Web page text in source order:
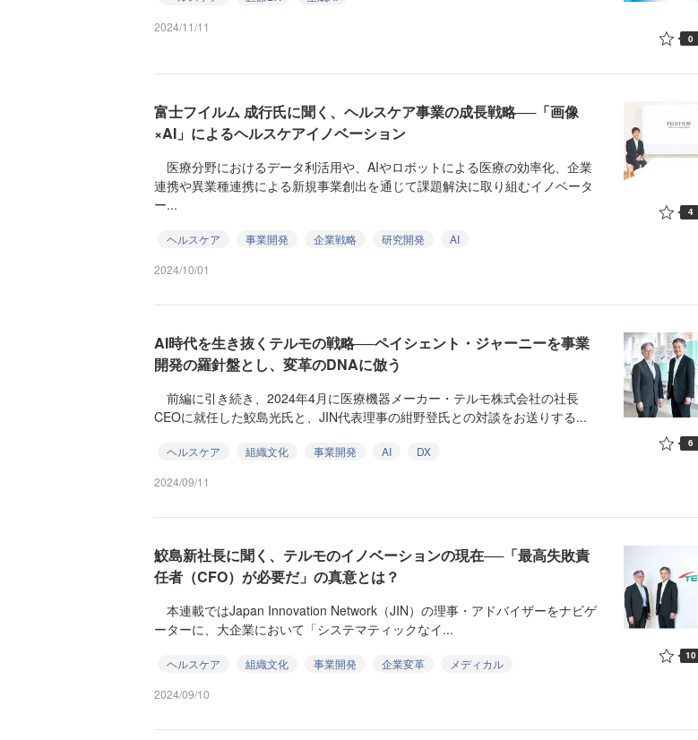
2024/11/11
0
富士フイルム 成行氏に聞く、ヘルスケア事業の成長戦略──「画像
×AI」によるヘルスケアイノベーション
医療分野におけるデータ利活用や、AIやロボットによる医療の効率化、企業
連携や異業種連携による新規事業創出を通じて課題解決に取り組むイノベータ
ー...
ヘルスケア 事業開発 企業戦略 研究開発
AI
2024/10/01
4
AI時代を生き抜くテルモの戦略──ペイシェント・ジャーニーを事業
開発の羅針盤とし、変革のDNAに倣う
前編に引き続き、2024年4月に医療機器メーカー・テルモ株式会社の社長
CEOに就任した鮫島光氏と、JIN代表理事の紺野登氏との対談をお送りする...
ヘルスケア 組織文化 事業開発 AI
DX
2024/09/11
6
鮫島新社長に聞く、テルモのイノベーションの現在──「最高失敗責
任者（CFO）が必要だ」の真意とは？
本連載ではJapan Innovation Network（JIN）の理事・アドバイザーをナビゲ
ーターに、大企業において「システマティックなイ...
ヘルスケア 組織文化 事業開発 企業変革
メディカル
2024/09/10
10